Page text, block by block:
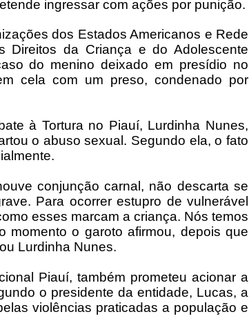
ingressar com ações por punição.
dos Estados Americanos e Rede
Direitos da Criança e do Adolescente
do menino deixado em presídio no
cela com um preso, condenado por
à Tortura no Piauí, Lurdinha Nunes,
o abuso sexual. Segundo ela, o fato
conjunção carnal, não descarta se
Para ocorrer estupro de vulnerável
esses marcam a criança. Nós temos
momento o garoto afirmou, depois que
Lurdinha Nunes.
Piauí, também prometeu acionar a
o presidente da entidade, Lucas, a
violências praticadas a população e